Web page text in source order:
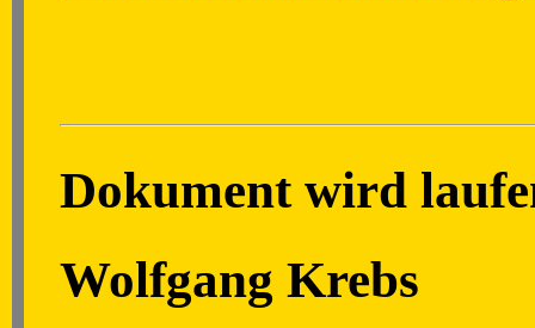
Dokument wird
Wolfgang Krebs